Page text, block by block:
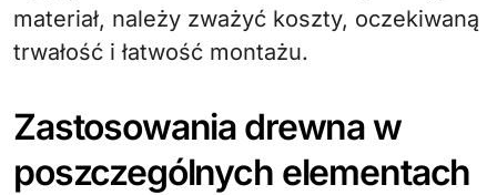
materiał, należy zważyć koszty, oczekiwaną
trwałość i łatwość montażu.
Zastosowania drewna w
poszczególnych elementach